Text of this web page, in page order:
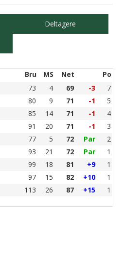
Deltagere
Bru MS Net
Po
73 4 69 -3
7
80 9 71 -1
5
85 14 71 -1
4
91 20 71 -1
3
77 5 72 Par
2
93 21 72 Par
1
99 18 81 +9
1
97 15 82 +10
1
113 26 87 +15 1